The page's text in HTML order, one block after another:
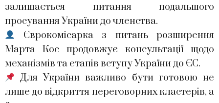
залишається питання подальшого
просування України до членства.
Єврокомісарка з питань розширення
Марта Кос продовжує консультації щодо
механізмів та етапів вступу України до ЄС.
Для України важливо бути готовою не
лише до відкриття переговорних кластерів, а